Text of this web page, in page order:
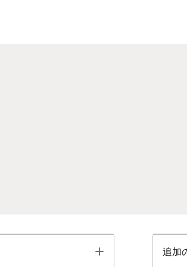
Toggle 追加